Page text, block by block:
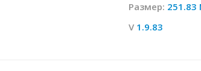
Размер: 251.83
V 1.9.83